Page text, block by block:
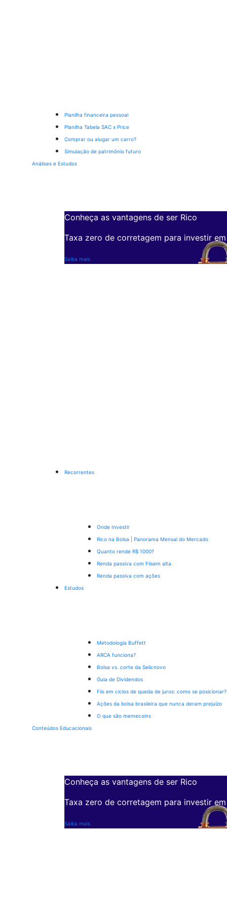
Planilha financeira pessoal
Planilha Tabela SAC x Price
Comprar ou alugar um carro?
Simulação de patrimônio futuro
Análises e Estudos
Conheça as vantagens de ser Rico
Taxa zero de corretagem para investir
Saiba mais
Recorrentes
Onde Investir
Rico na Bolsa | Panorama Mensal do Mercado
Quanto rende R$ 1000?
Renda passiva com Fiisem alta
Renda passiva com ações
Estudos
Metodologia Buffett
ARCA funciona?
Bolsa vs. corte da Selicnovo
Guia de Dividendos
Fiis em ciclos de queda de juros: como se posicionar?
Ações da bolsa brasileira que nunca deram prejuízo
O que são memecoins
Conteúdos Educacionais
Conheça as vantagens de ser Rico
Taxa zero de corretagem para investir
Saiba mais